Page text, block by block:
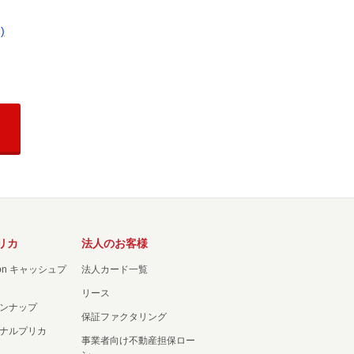
カ
キャッシュプ
ナップ
ルプリカ
法人のお客様
法人カード一覧
リース
保証ファクタリング
事業者向け不動産担保ロー